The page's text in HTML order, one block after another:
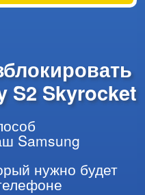
S2 Skyrocket
Samsung
нужно будет